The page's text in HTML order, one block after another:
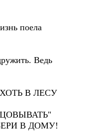
поела
Ведь
В ЛЕСУ
В ДОМУ!